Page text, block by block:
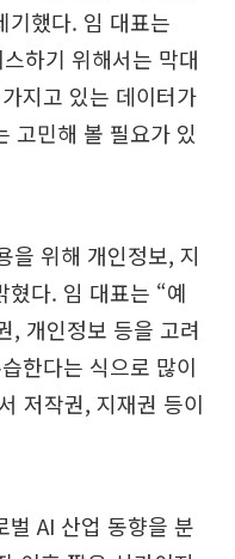
기했다. 임 대표는
하기 위해서는 막대
지고 있는 데이터가
고민해 볼 필요가 있
을 위해 개인정보, 지
혔다. 임 대표는 “예
, 개인정보 등을 고려
한다는 식으로 많이
저작권, 지재권 등이
벌 AI 산업 동향을 분